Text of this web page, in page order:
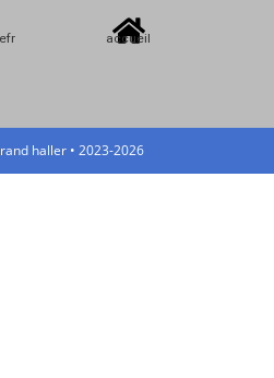
accueil
haller • 2023-2026